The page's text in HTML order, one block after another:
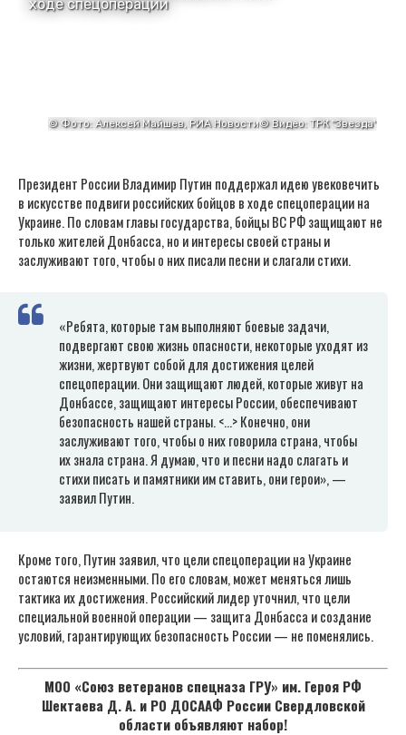
Президент России Владимир Путин поддержал идею увековечить
в искусстве подвиги российских бойцов в ходе спецоперации на
Украине. По словам главы государства, бойцы ВС РФ защищают не
только жителей Донбасса, но и интересы своей страны и
заслуживают того, чтобы о них писали песни и слагали стихи.
«Ребята, которые там выполняют боевые задачи,
подвергают свою жизнь опасности, некоторые уходят из
жизни, жертвуют собой для достижения целей
спецоперации. Они защищают людей, которые живут на
Донбассе, защищают интересы России, обеспечивают
безопасность нашей страны. <…> Конечно, они
заслуживают того, чтобы о них говорила страна, чтобы
их знала страна. Я думаю, что и песни надо слагать и
стихи писать и памятники им ставить, они герои», —
заявил Путин.
Кроме того, Путин заявил, что цели спецоперации на Украине
остаются неизменными. По его словам, может меняться лишь
тактика их достижения. Российский лидер уточнил, что цели
специальной военной операции — защита Донбасса и создание
условий, гарантирующих безопасность России — не поменялись.
МОО «Союз ветеранов спецназа ГРУ» им. Героя РФ
Шектаева Д. А. и РО ДОСААФ России Свердловской
области объявляют набор!